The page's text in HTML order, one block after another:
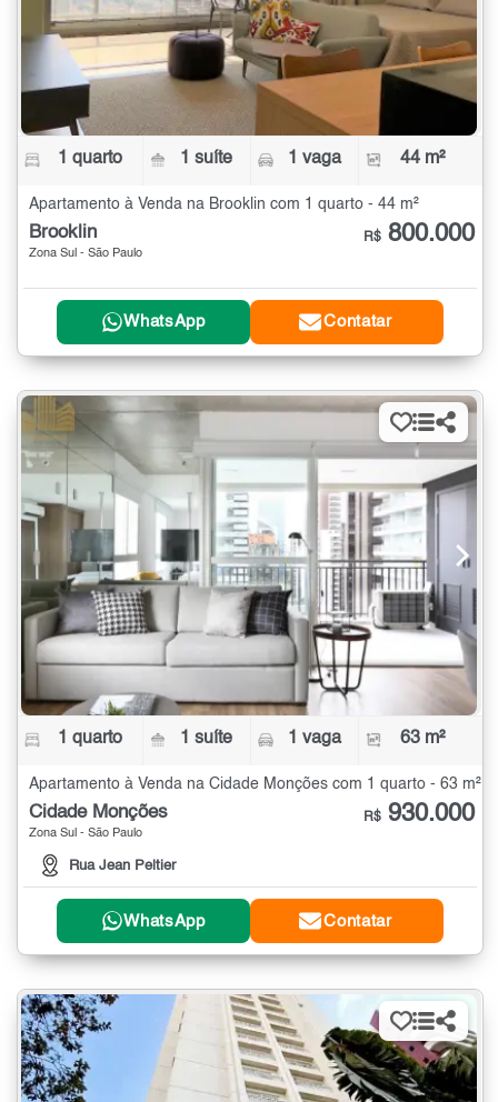
1 quarto 1 suíte 1 vaga 44 m²
Apartamento à Venda na Brooklin com 1 quarto - 44 m²
Brooklin
Zona Sul - São Paulo
R$ 800.000
WhatsApp Contatar
1 quarto 1 suíte 1 vaga 63 m²
Apartamento à Venda na Cidade Monções com 1 quarto - 63 m²
Cidade Monções
Zona Sul - São Paulo
Rua Jean Peltier
R$ 930.000
WhatsApp Contatar